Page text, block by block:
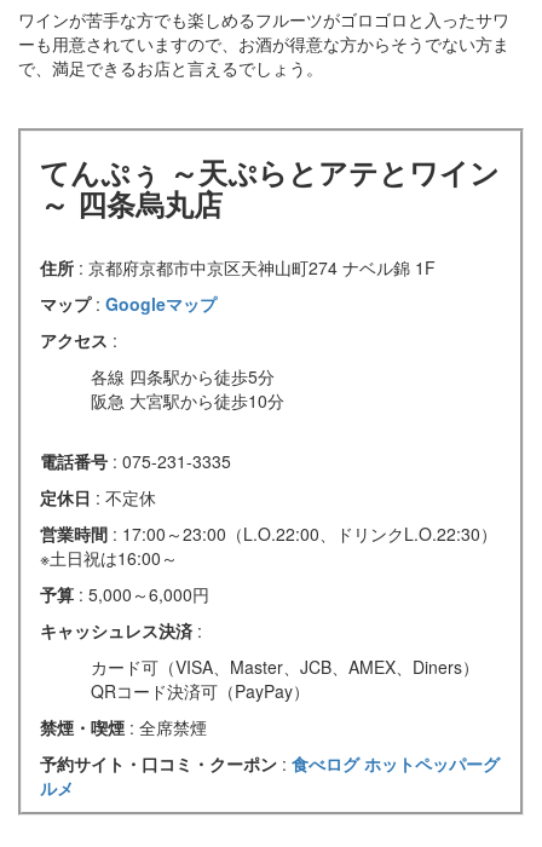
ワインが苦手な方でも楽しめるフルーツがゴロゴロと入ったサワ
ーも用意されていますので、お酒が得意な方からそうでない方ま
で、満足できるお店と言えるでしょう。
てんぷぅ ～天ぷらとアテとワイン
～ 四条烏丸店
住所 : 京都府京都市中京区天神山町274 ナベル錦 1F
マップ : Googleマップ
アクセス :
各線 四条駅から徒歩5分
阪急 大宮駅から徒歩10分
電話番号 : 075-231-3335
定休日 : 不定休
営業時間 : 17:00～23:00（L.O.22:00、ドリンクL.O.22:30）
※土日祝は16:00～
予算 : 5,000～6,000円
キャッシュレス決済 :
カード可（VISA、Master、JCB、AMEX、Diners）
QRコード決済可（PayPay）
禁煙・喫煙 : 全席禁煙
予約サイト・口コミ・クーポン : 食べログホットペッパーグ
ルメ